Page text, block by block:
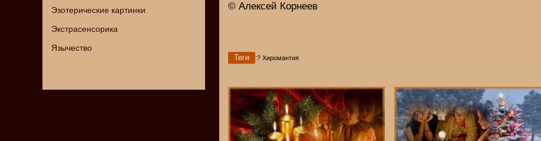
Эзотерические картинки
Экстрасенсорика
Язычество
© Алексей Корнеев
Теги :? Хиромантия